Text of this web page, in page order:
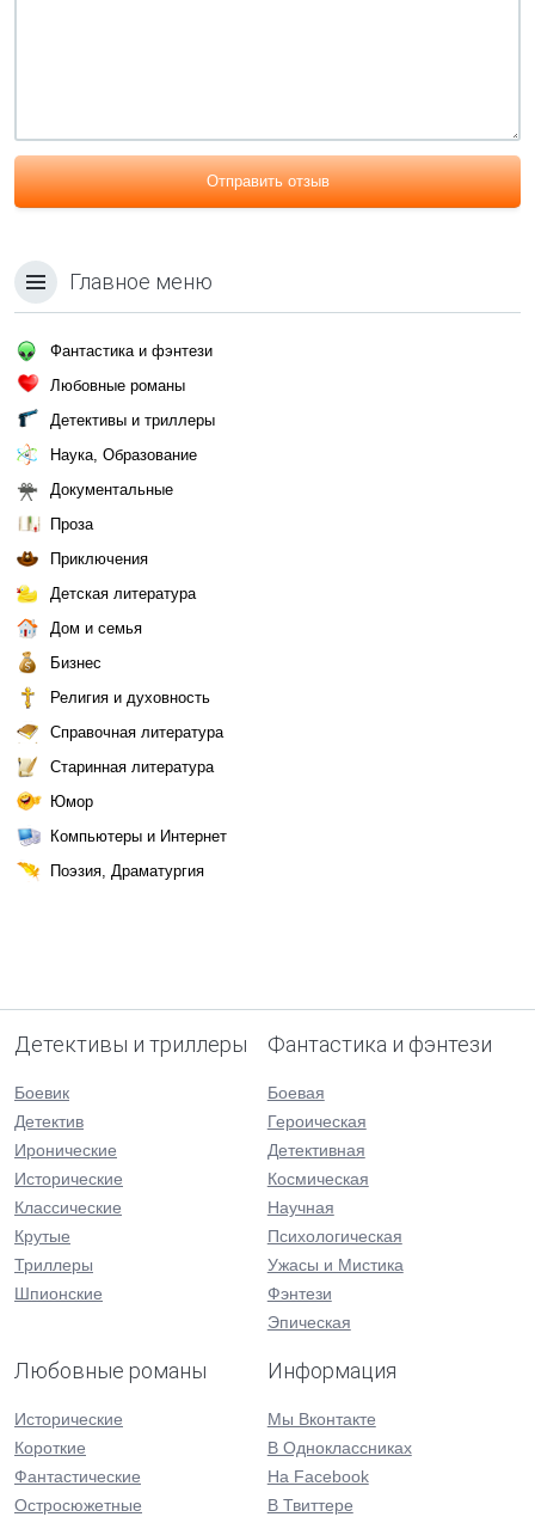
Отправить отзыв
Главное меню
Фантастика и фэнтези
Любовные романы
Детективы и триллеры
Наука, Образование
Документальные
Проза
Приключения
Детская литература
Дом и семья
Бизнес
Религия и духовность
Справочная литература
Старинная литература
Юмор
Компьютеры и Интернет
Поэзия, Драматургия
Детективы и триллеры
Боевик
Детектив
Иронические
Исторические
Классические
Крутые
Триллеры
Шпионские
Фантастика и фэнтези
Боевая
Героическая
Детективная
Космическая
Научная
Психологическая
Ужасы и Мистика
Фэнтези
Эпическая
Любовные романы
Исторические
Короткие
Фантастические
Остросюжетные
Информация
Мы Вконтакте
В Одноклассниках
На Facebook
В Твиттере